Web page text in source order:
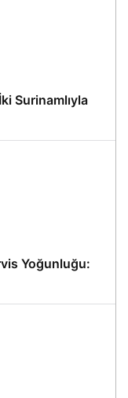
Surinamlıyla
Yoğunluğu: